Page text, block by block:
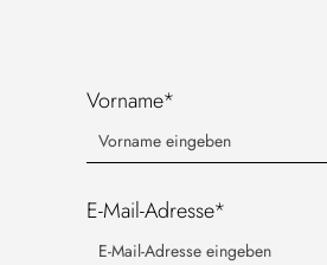
Vorname*
E-Mail-Adresse*